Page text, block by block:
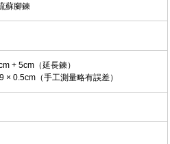
蘇腳鍊
+ 5cm（延長鍊）
× 0.5cm（手工測量略有誤差）